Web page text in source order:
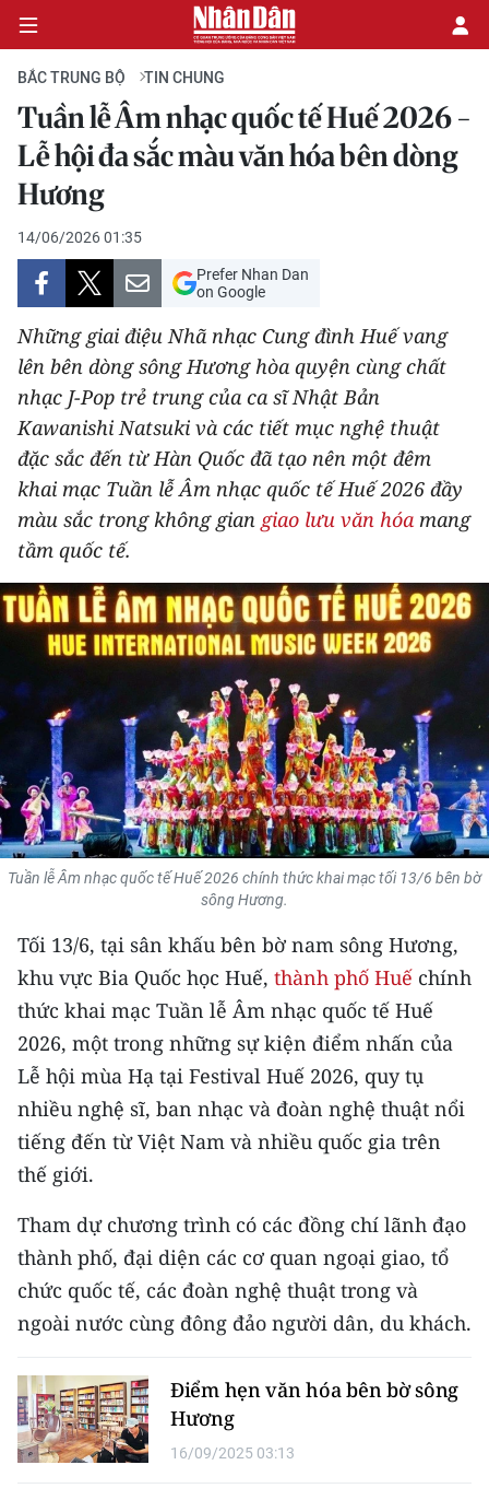
CHÍNH TRỊ
KINH TẾ
VĂN HÓA
XÃ HỘI
PHÁP LUẬT
DU LỊCH
THẾ GIỚI
THỂ THAO
GIÁO DỤC
Y TẾ
KHOA HỌC - CÔNG NGHỆ
MÔI TRƯỜNG
BẠN ĐỌC
KIỂM CHỨNG THÔNG TIN
TRI THỨC CHUYÊN SÂU
54 DÂN TỘC VIỆT NAM
CHƯƠNG TRÌNH OCOP - MỖI XÃ
MỘT SẢN PHẨM
RADIO
MEDIA CENTER
E-Magazine
Video
Media Chính trị
Media Kinh tế
Media Văn hóa
Media Xã hội
BẮC TRUNG BỘ TIN CHUNG
Tuần lễ Âm nhạc quốc tế Huế 2026 -
Lễ hội đa sắc màu văn hóa bên dòng
Hương
14/06/2026 01:35
Prefer Nhan Dan
on Google
Những giai điệu Nhã nhạc Cung đình Huế vang
lên bên dòng sông Hương hòa quyện cùng chất
nhạc J-Pop trẻ trung của ca sĩ Nhật Bản
Kawanishi Natsuki và các tiết mục nghệ thuật
đặc sắc đến từ Hàn Quốc đã tạo nên một đêm
khai mạc Tuần lễ Âm nhạc quốc tế Huế 2026 đầy
màu sắc trong không gian giao lưu văn hóa mang
tầm quốc tế.
Tuần lễ Âm nhạc quốc tế Huế 2026 chính thức khai mạc tối 13/6 bên bờ
sông Hương.
Tối 13/6, tại sân khấu bên bờ nam sông Hương,
khu vực Bia Quốc học Huế, thành phố Huế chính
thức khai mạc Tuần lễ Âm nhạc quốc tế Huế
2026, một trong những sự kiện điểm nhấn của
Lễ hội mùa Hạ tại Festival Huế 2026, quy tụ
nhiều nghệ sĩ, ban nhạc và đoàn nghệ thuật nổi
tiếng đến từ Việt Nam và nhiều quốc gia trên
thế giới.
Tham dự chương trình có các đồng chí lãnh đạo
thành phố, đại diện các cơ quan ngoại giao, tổ
chức quốc tế, các đoàn nghệ thuật trong và
ngoài nước cùng đông đảo người dân, du khách.
Điểm hẹn văn hóa bên bờ sông
Hương
16/09/2025 03:13